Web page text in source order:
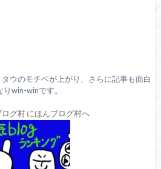
ウのモチベが上がり、さらに記事も面白
りwin-winです。